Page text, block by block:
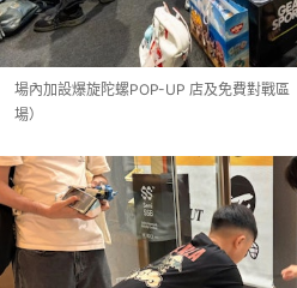
場內加設爆旋陀螺POP-UP 店及免費對戰
場）